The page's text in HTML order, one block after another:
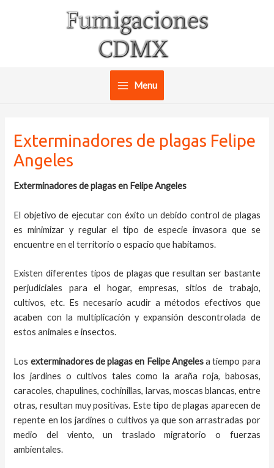
Main
Menu
Exterminadores de plagas Felipe
Angeles
Exterminadores de plagas en Felipe Angeles
El objetivo de ejecutar con éxito un debido control de plagas
es minimizar y regular el tipo de especie invasora que se
encuentre en el territorio o espacio que habitamos.
Existen diferentes tipos de plagas que resultan ser bastante
perjudiciales para el hogar, empresas, sitios de trabajo,
cultivos, etc. Es necesario acudir a métodos efectivos que
acaben con la multiplicación y expansión descontrolada de
estos animales e insectos.
Los exterminadores de plagasen Felipe Angelesa tiempo para
los jardines o cultivos tales como la araña roja, babosas,
caracoles, chapulines, cochinillas, larvas, moscas blancas, entre
otras, resultan muy positivas. Este tipo de plagas aparecen de
repente en los jardines o cultivos ya que son arrastradas por
medio del viento, un traslado migratorio o fuerzas
ambientales.